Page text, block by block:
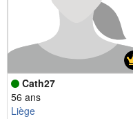
Cath27
56 ans
Liège